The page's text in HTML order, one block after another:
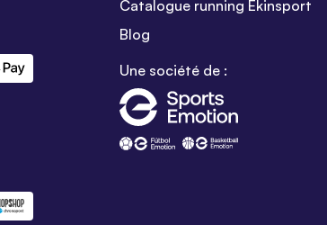
Catalogue running Ekinsport
Blog
Une société de :